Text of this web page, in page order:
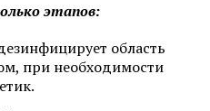
этапов:
область
при необходимости